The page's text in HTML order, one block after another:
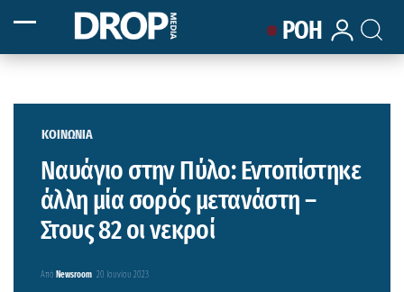
ΡΟΗ
ΚΟΙΝΩΝΙΑ
Ναυάγιο στην Πύλο: Εντοπίστηκε
άλλη μία σορός μετανάστη –
Στους 82 οι νεκροί
Από Newsroom 20 Ιουνίου 2023